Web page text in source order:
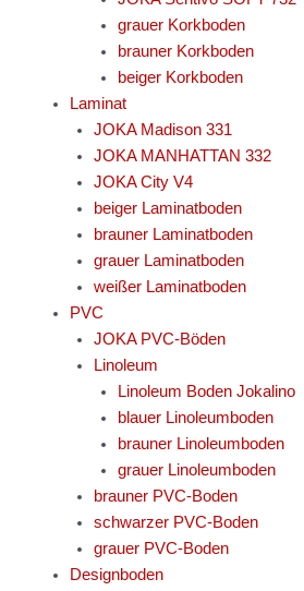
grauer Korkboden
brauner Korkboden
beiger Korkboden
Laminat
JOKA Madison 331
JOKA MANHATTAN 332
JOKA City V4
beiger Laminatboden
brauner Laminatboden
grauer Laminatboden
weißer Laminatboden
PVC
JOKA PVC-Böden
Linoleum
Linoleum Boden Jokalino
blauer Linoleumboden
brauner Linoleumboden
grauer Linoleumboden
brauner PVC-Boden
schwarzer PVC-Boden
grauer PVC-Boden
Designboden